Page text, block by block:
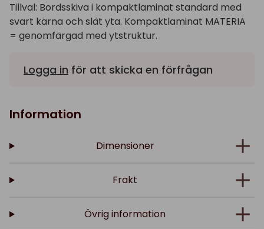
Tillval: Bordsskiva i kompaktlaminat standard med
svart kärna och slät yta. Kompaktlaminat MATERIA
= genomfärgad med ytstruktur.
Logga in för att skicka en förfrågan
Information
Dimensioner
Frakt
Övrig information